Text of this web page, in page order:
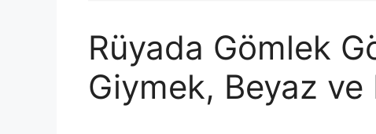
Rüyada Gömlek
Giymek, Beyaz